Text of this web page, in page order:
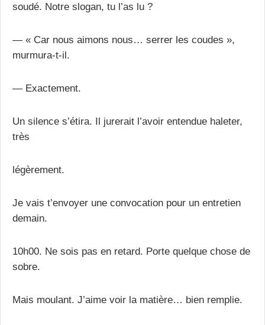
soudé. Notre slogan, tu l’as lu ?
— « Car nous aimons nous… serrer les coudes »,
murmura-t-il.
— Exactement.
Un silence s’étira. Il jurerait l’avoir entendue haleter,
très
légèrement.
Je vais t’envoyer une convocation pour un entretien
demain.
10h00. Ne sois pas en retard. Porte quelque chose de
sobre.
Mais moulant. J’aime voir la matière… bien remplie.